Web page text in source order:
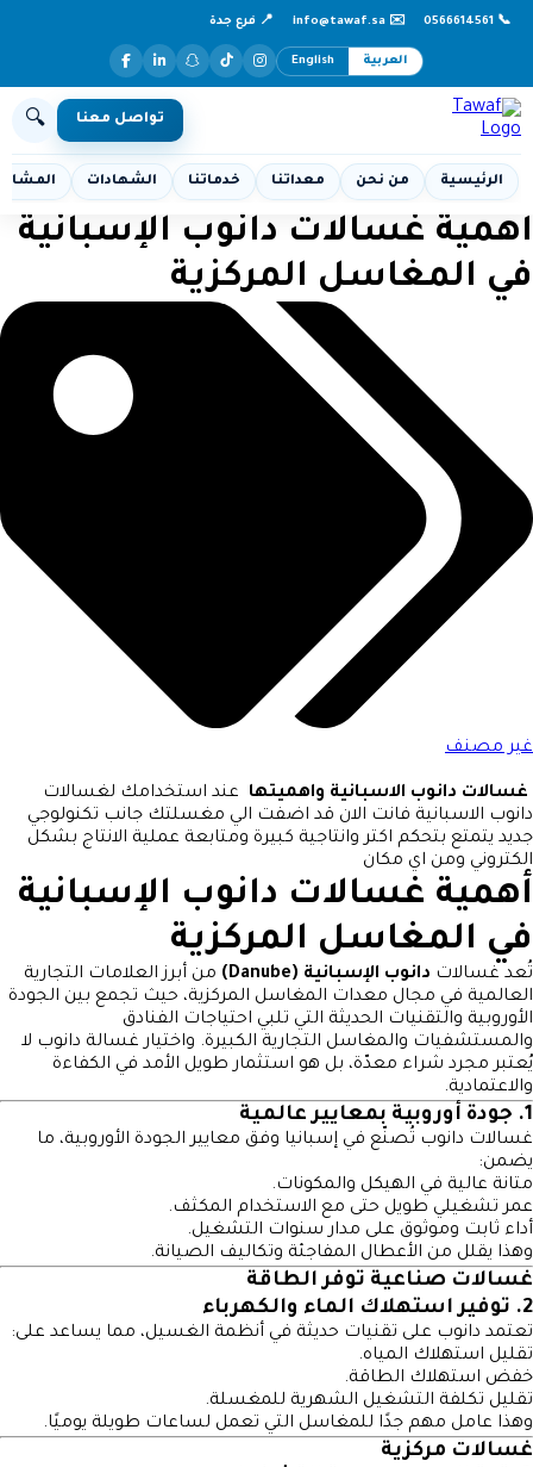
Skip to content
📞 0566614561
✉️ info@tawaf.sa 📍 فرع جدة
العربية English
تواصل معنا 🔍
الرئيسية من نحن معداتنا خدماتنا الشهادات
أهمية غسالات دانوب الإسبانية
في المغاسل المركزية
غير مصنف
غسالات دانوب الاسبانية واهميتها عند استخدامك لغسالات
دانوب الاسبانية فانت الان قد اضفت الي مغسلتك جانب تكنولوجي
جديد يتمتع بتحكم اكتر وانتاجية كبيرة ومتابعة عملية الانتاج بشكل
الكتروني ومن اي مكان
أهمية غسالات دانوب الإسبانية
في المغاسل المركزية
تُعد غسالات دانوب الإسبانية (Danube)
من أبرز العلامات التجارية
العالمية في مجال معدات المغاسل المركزية، حيث تجمع بين الجودة
الأوروبية والتقنيات الحديثة التي تلبي احتياجات الفنادق
والمستشفيات والمغاسل التجارية الكبيرة. واختيار غسالة دانوب لا
يُعتبر مجرد شراء معدّة، بل هو استثمار طويل الأمد في الكفاءة
والاعتمادية.
1. جودة أوروبية بمعايير عالمية
غسالات دانوب تُصنّع في إسبانيا وفق معايير الجودة الأوروبية، ما
يضمن:
متانة عالية في الهيكل والمكونات.
عمر تشغيلي طويل حتى مع الاستخدام المكثف.
أداء ثابت وموثوق على مدار سنوات التشغيل.
وهذا يقلل من الأعطال المفاجئة وتكاليف الصيانة.
غسالات صناعية توفر الطاقة
2. توفير استهلاك الماء والكهرباء
تعتمد دانوب على تقنيات حديثة في أنظمة الغسيل، مما يساعد على:
تقليل استهلاك المياه.
خفض استهلاك الطاقة.
تقليل تكلفة التشغيل الشهرية للمغسلة.
وهذا عامل مهم جدًا للمغاسل التي تعمل لساعات طويلة يوميًا.
غسالات مركزية